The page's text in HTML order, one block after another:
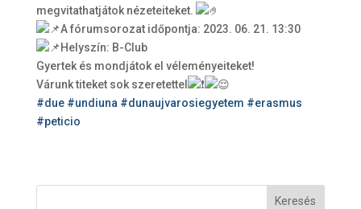
megvitathatjátok nézeteiteket.
A fórumsorozat időpontja: 2023. 06. 21. 13:30
Helyszín: B-Club
Gyertek és mondjátok el véleményeiteket!
Várunk titeket sok szeretettel
#due #undiuna #dunaujvarosiegyetem #erasmus
#peticio